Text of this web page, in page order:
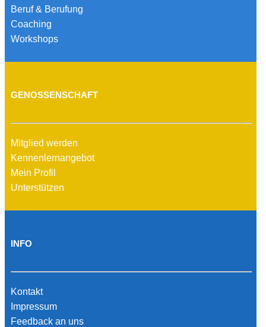
Beruf & Berufung
Coaching
Workshops
GENOSSENSCHAFT
Mitglied werden
Kennenlernangebot
Mein Profil
Unterstützen
INFO
Kontakt
Impressum
Feedback an uns